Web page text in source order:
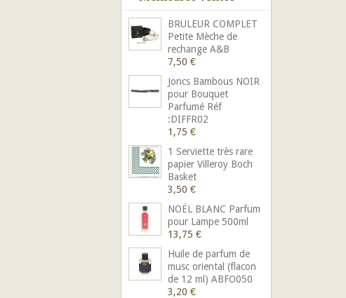
BRULEUR COMPLET
Petite Mèche de
rechange A&B
7,50 €
Joncs Bambous NOIR
pour Bouquet
Parfumé Réf
:DIFFR02
1,75 €
1 Serviette très rare
papier Villeroy Boch
Basket
3,50 €
NOËL BLANC Parfum
pour Lampe 500ml
13,75 €
Huile de parfum de
musc oriental (flacon
de 12 ml) ABFO050
3,20 €